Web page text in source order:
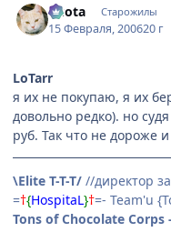
Kuota Старожилы
15 Февраля, 200620 г
LoTarr
я их не покупаю, я их
довольно редко). но
руб. Так что не дороже
\Elite T-T-T/ //директор
=†{HospitaL}†=- Team'u
Tons of Chocolate